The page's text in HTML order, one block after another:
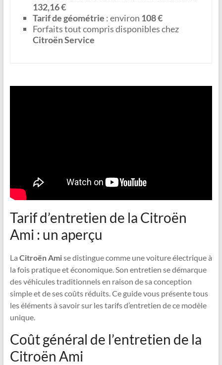
132,16 €
Tarif de géométrie : environ 108 €
Forfaits tout compris disponibles chez
Citroën Service
Tarif d’entretien de la Citroën
Ami : un aperçu
La Citroën Amise distingue comme une voiture électrique à
la fois pratique et économique. Son entretien se démarque
des véhicules traditionnels en raison de sa conception
simple et de ses coûts réduits. Ce guide vous présente tous
les éléments à savoir sur les tarifs d’entretien de ce modèle
unique.
Coût général de l’entretien de la
Citroën Ami